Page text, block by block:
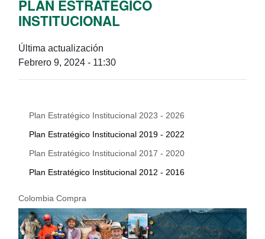
PLAN ESTRATÉGICO
INSTITUCIONAL
Última actualización
Febrero 9, 2024 - 11:30
Plan Estratégico Institucional 2023 - 2026
Plan Estratégico Institucional 2019 - 2022
Plan Estratégico Institucional 2017 - 2020
Plan Estratégico Institucional 2012 - 2016
Colombia Compra